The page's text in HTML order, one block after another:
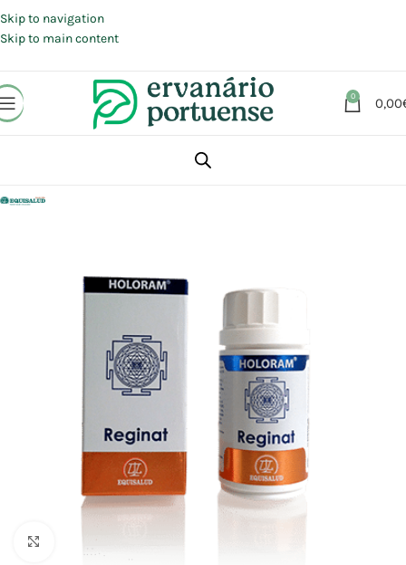
Skip to navigation
Skip to main content
0 0,00
Suplementos alimentares